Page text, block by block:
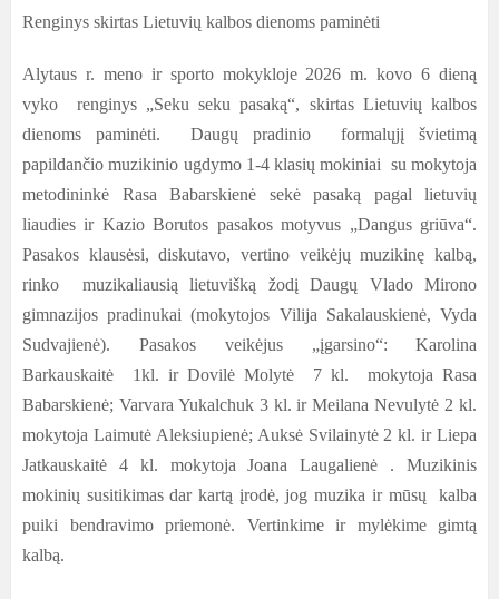
Renginys skirtas Lietuvių kalbos dienoms paminėti
Alytaus r. meno ir sporto mokykloje 2026 m. kovo6 dieną
vyko renginys „Seku seku pasaką“, skirtas Lietuvių kalbos
dienoms paminėti. Daugų pradinio formalųjį švietimą
papildančio muzikinio ugdymo 1-4klasių mokiniai su mokytoja
metodininkė Rasa Babarskienė sekė pasaką pagal lietuvių
liaudies ir Kazio Borutos pasakos motyvus „Dangus griūva“.
Pasakos klausėsi, diskutavo, vertino veikėjų muzikinę kalbą,
rinko muzikaliausią lietuvišką žodį Daugų Vlado Mirono
gimnazijos pradinukai (mokytojos Vilija Sakalauskienė, Vyda
Sudvajienė). Pasakos veikėjus „įgarsino“:
Karolina
Barkauskaitė 1kl. ir Dovilė Molytė 7 kl. mokytoja Rasa
Babarskienė; Varvara Yukalchuk 3 kl. ir Meilana Nevulytė 2 kl.
mokytoja Laimutė Aleksiupienė; Auksė Svilainytė 2 kl. ir Liepa
Jatkauskaitė 4 kl. mokytoja Joana Laugalienė . Muzikinis
mokinių susitikimas dar kartą įrodė, jog muzika ir mūsų kalba
puiki bendravimo priemonė. Vertinkime ir mylėkime gimtą
kalbą.